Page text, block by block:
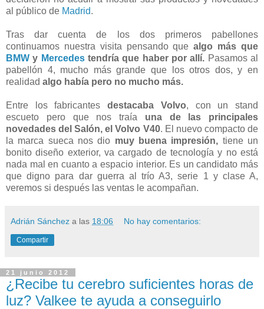
al público de Madrid.
Tras dar cuenta de los dos primeros pabellones
continuamos nuestra visita pensando quealgo más que
BMW y Mercedestendría que haber por allí. Pasamos al
pabellón 4, mucho más grande que los otros dos, y en
realidad algo había pero no mucho más.
Entre los fabricantesdestacaba Volvo, con un stand
escueto pero que nos traía una de las principales
novedades del Salón, el Volvo V40. El nuevo compacto de
la marca sueca nos dio muy buena impresión, tiene un
bonito diseño exterior, va cargado de tecnología y no está
nada mal en cuanto a espacio interior. Es un candidato más
que digno para dar guerra al trío A3, serie 1 y clase A,
veremos si después las ventas le acompañan.
Adrián Sánchez a las 18:06 No hay comentarios:
Compartir
21 junio 2012
¿Recibe tu cerebro suficientes horas de
luz? Valkee te ayuda a conseguirlo